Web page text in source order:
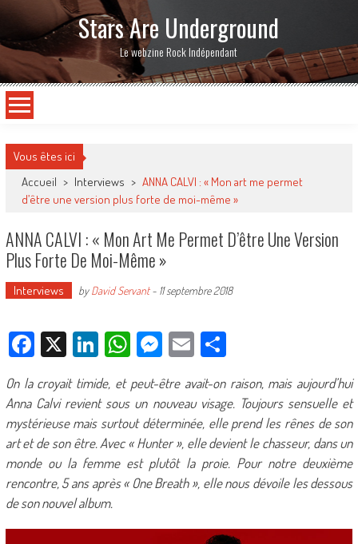
Stars Are Underground
Le webzine Rock Indépendant
Vous êtes ici
Accueil > Interviews > ANNA CALVI : « Mon art me permet
d’être une version plus forte de moi-même »
ANNA CALVI : « Mon Art Me Permet D’être Une Version
Plus Forte De Moi-Même »
Interviews byDavid Servant- 11 septembre 2018
Facebook
X LinkedIn
WhatsApp
Messenger
EmailPartager
On la croyait timide, et peut-être avait-on raison, mais aujourd’hui
Anna Calvi revient sous un nouveau visage. Toujours sensuelle et
mystérieuse mais surtout déterminée, elle prend les rênes de son
art et de son être. Avec « Hunter », elle devient le chasseur, dans un
monde ou la femme est plutôt la proie. Pour notre deuxième
rencontre, 5 ans après « One Breath », elle nous dévoile les dessous
de son nouvel album.